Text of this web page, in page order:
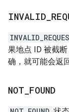
INVALID
果地点 ID 被截
确，就可能会返
NOT FOUND